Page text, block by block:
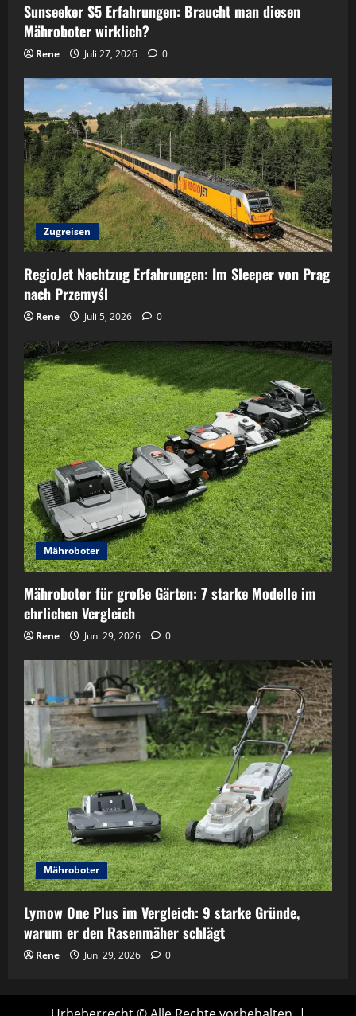
Sunseeker S5 Erfahrungen: Braucht man diesen
Mähroboter wirklich?
Rene Juli 27, 2026 0
Zugreisen
RegioJet Nachtzug Erfahrungen: Im Sleeper von Prag
nach Przemyśl
Rene Juli 5, 2026 0
Mähroboter
Mähroboter für große Gärten: 7 starke Modelle im
ehrlichen Vergleich
Rene Juni 29, 2026 0
Mähroboter
Lymow One Plus im Vergleich: 9 starke Gründe,
warum er den Rasenmäher schlägt
Rene Juni 29, 2026 0